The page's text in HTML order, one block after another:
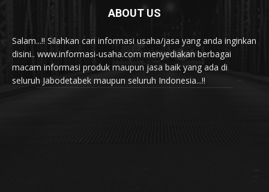
ABOUT US
Salam...!! Silahkan cari informasi usaha/jasa yang anda inginkan
disini.. www.informasi-usaha.com menyediakan berbagai
macam informasi produk maupun jasa baik yang ada di
seluruh Jabodetabek maupun seluruh Indonesia...!!